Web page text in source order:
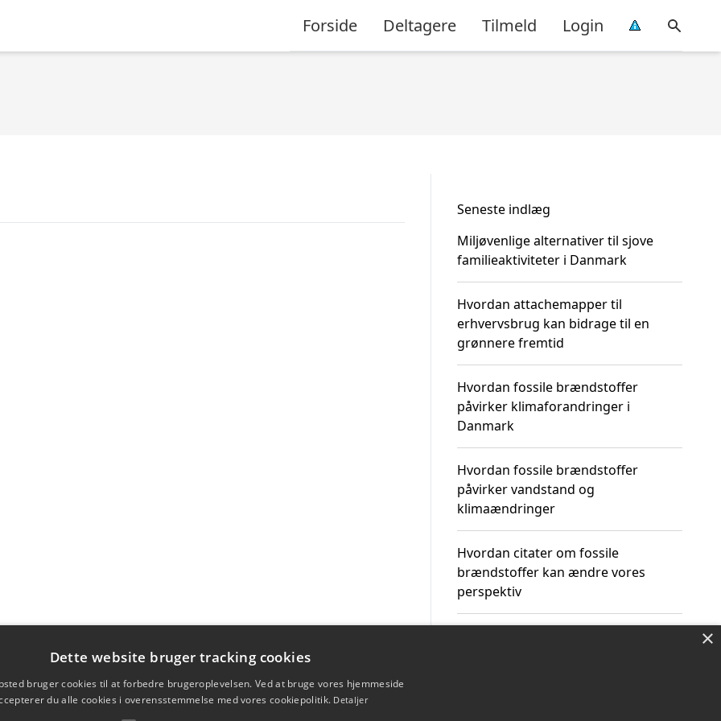
Forside Deltagere Tilmeld Login
Seneste indlæg
Miljøvenlige alternativer til sjove
familieaktiviteter i Danmark
Hvordan attachemapper til
erhvervsbrug kan bidrage til en
grønnere fremtid
Hvordan fossile brændstoffer
påvirker klimaforandringer i
Danmark
Hvordan fossile brændstoffer
påvirker vandstand og
klimaændringer
Hvordan citater om fossile
brændstoffer kan ændre vores
perspektiv
×
Dette website bruger tracking cookies
bruger cookies til at forbedre brugeroplevelsen. Ved at bruge vores hjemmeside
du alle cookies i overensstemmelse med vores cookiepolitik. Detaljer